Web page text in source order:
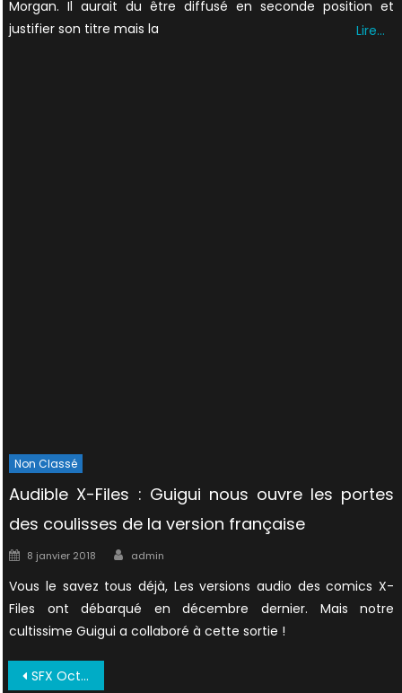
Morgan. Il aurait du être diffusé en seconde position et
justifier son titre mais la
Lire…
Non Classé
Audible X-Files : Guigui nous ouvre les portes
des coulisses de la version française
Posted
8 janvier 2018 Author
admin
Vous le savez tous déjà, Les versions audio des comics X-
Files ont débarqué en décembre dernier. Mais notre
cultissime Guigui a collaboré à cette sortie !
Navigation
SFX Octobre 1998 VF (2)